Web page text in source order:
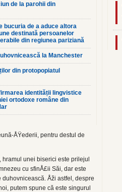
de la parohii din
bucuria de a aduce altora
destinată persoanelor
din regiunea pariziană
la Manchester
din protopopiatul
identității lingvistice
ortodoxe române din
ÅŸederii, pentru destul de
hramul unei biserici este prilejul
cu sfinÅ£ii Săi, dar este
Åži astfel, des­pre
putem spune că este singurul